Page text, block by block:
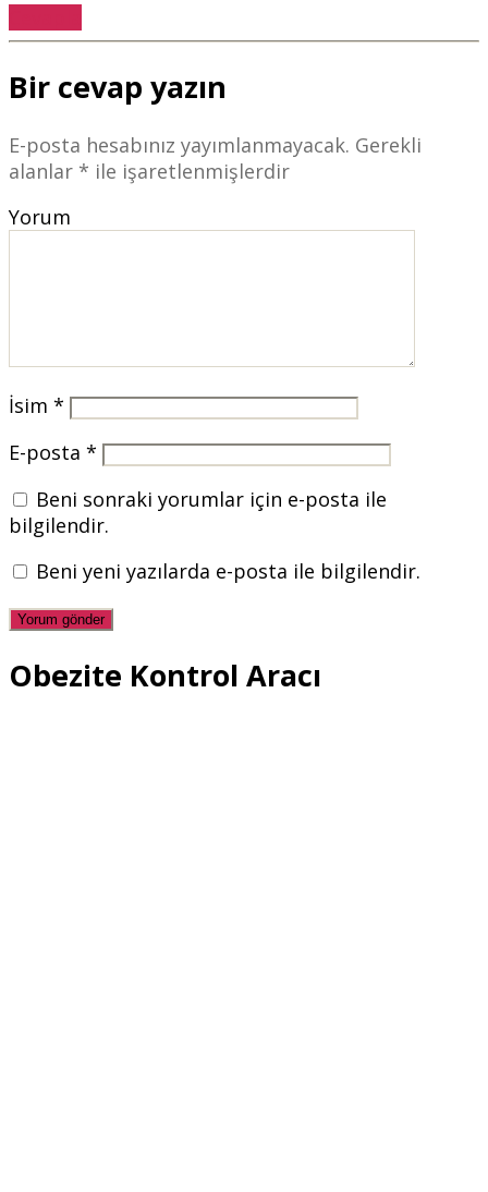
Bir cevap yazın
E-posta hesabınız yayımlanmayacak. Gerekli
alanlar * ile işaretlenmişlerdir
Yorum
İsim *
E-posta *
Beni sonraki yorumlar için e-posta ile
bilgilendir.
Beni yeni yazılarda e-posta ile bilgilendir.
Obezite Kontrol Aracı